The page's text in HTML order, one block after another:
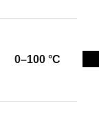
0–100 °C